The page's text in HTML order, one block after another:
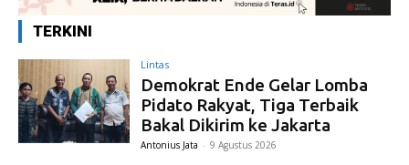
TERKINI
Lintas
Demokrat Ende Gelar Lomba
Pidato Rakyat, Tiga Terbaik
Bakal Dikirim ke Jakarta
Antonius Jata - 9 Agustus 2026